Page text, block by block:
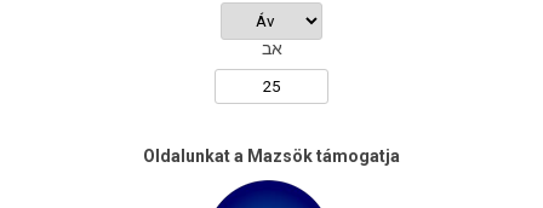
אב
Oldalunkat a Mazsök támogatja